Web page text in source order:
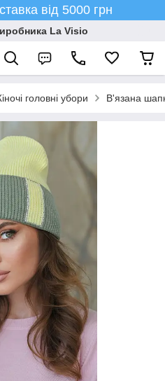
від 5000 грн
La Visio
головні убори В'язана